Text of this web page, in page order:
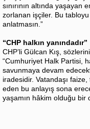
sınırının altında
zorlanan işçiler. Bu
anlatmasın.”
“CHP halkın yanındadır”
CHP’li Gülcan Kış,
“Cumhuriyet Halk Partisi,
savunmaya devam
iradesidir. Vatandaşı
eden bu anlayış sona
yaşamın hâkim olduğu bir